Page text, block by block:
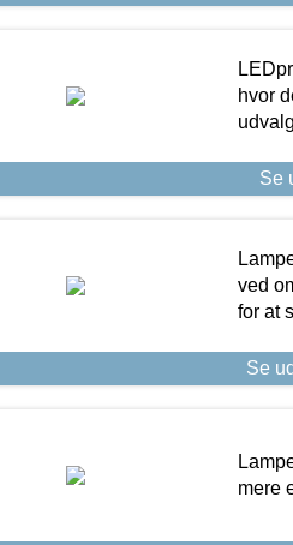
hvor
Se
ved
for at
Se
mere